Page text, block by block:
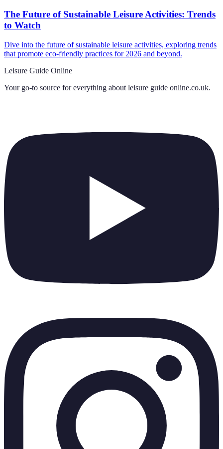
The Future of Sustainable Leisure Activities: Trends
to Watch
Dive into the future of sustainable leisure activities, exploring trends
that promote eco-friendly practices for 2026 and beyond.
Leisure Guide Online
Your go-to source for everything about leisure guide online.co.uk.